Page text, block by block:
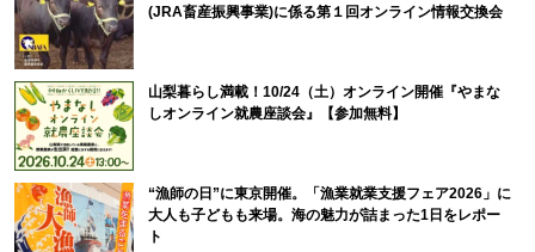
(JRA畜産振興事業)に係る第１回オンライン情報交換会
山梨暮らし満載！10/24（土）オンライン開催『やまな
しオンライン就農座談会』【参加無料】
“漁師の日”に東京開催。「漁業就業支援フェア2026」に
大人も子どもも来場。海の魅力が詰まった1日をレポー
ト